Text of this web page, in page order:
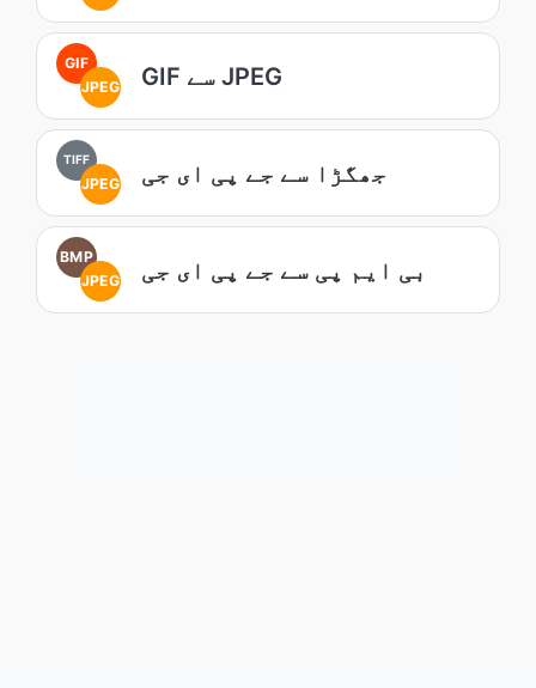
GIF
JPEG
GIF سے JPEG
TIFF
JPEG جھگڑا سے جے پی ای جی
BMP
JPEG
بی ایم پی سے جے پی ای جی